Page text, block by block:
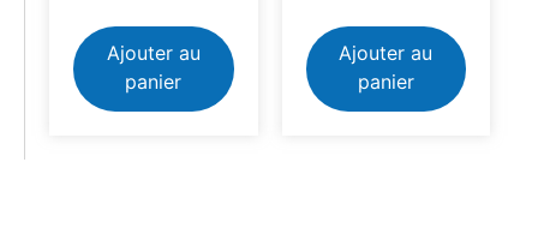
Ajouter au
panier
Ajouter au
panier